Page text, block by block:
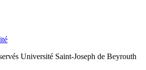
Université Saint-Joseph de Beyrouth